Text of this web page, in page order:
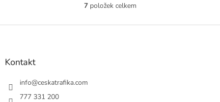
O
l
7položek celkem
Z
Kontakt
info@ceskatrafika.com
777 331 200